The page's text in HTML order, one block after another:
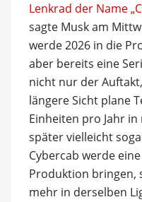
Lenkrad der Name
sagte Musk am
werde 2026 in die
aber bereits eine
nicht nur der
längere Sicht plane
Einheiten pro Jahr
später vielleicht
Cybercab werde
Produktion bringen,
mehr in derselben